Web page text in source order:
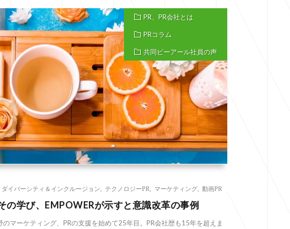
PR、PR会社とは
PRコラム
共同ピーアール社員の声
ダイバーシティ＆インクルージョン テクノロジーPR マーケティング 動画PR
の学び、EMPOWERが示すと意識改革の事例
のマーケティング、PRの支援を始めて25年目。PR会社歴も15年を超えま